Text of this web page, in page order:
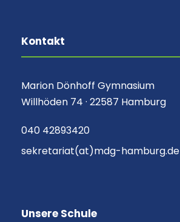
Kontakt
Marion Dönhoff Gymnasium
Willhöden 74 · 22587 Hamburg
040 42893420
sekretariat(at)mdg-hamburg.de
Unsere Schule